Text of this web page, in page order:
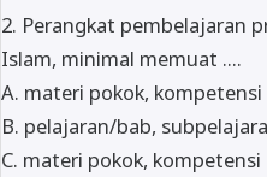
2. Perangkat pembelajaran
Islam, minimal memuat ....
A. materi pokok,
B. pelajaran/bab,
C. materi pokok,